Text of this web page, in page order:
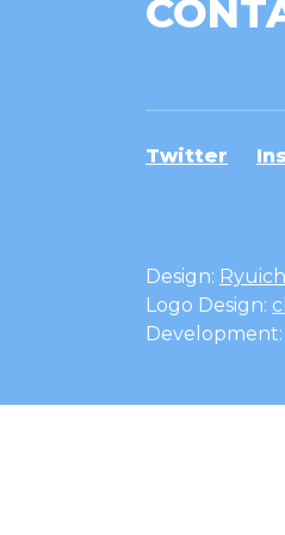
Twitter
Design:
Logo Design: